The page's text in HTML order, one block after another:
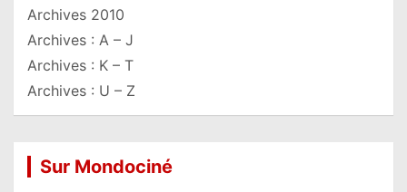
Archives 2010
Archives : A – J
Archives : K – T
Archives : U – Z
Sur Mondociné